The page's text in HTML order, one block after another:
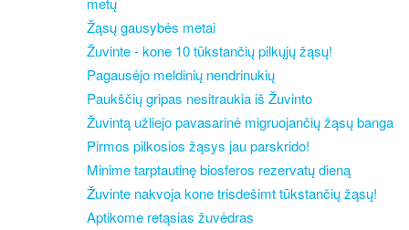
Žąsų gausybės metai
Žuvinte - kone 10 tūkstančių pilkųjų žąsų!
Pagausėjo meldinių nendrinukių
Paukščių gripas nesitraukia iš Žuvinto
Žuvintą užliejo pavasarinė migruojančių žąsų banga
Pirmos pilkosios žąsys jau parskrido!
Minime tarptautinę biosferos rezervatų dieną
Žuvinte nakvoja kone trisdešimt tūkstančių žąsų!
Aptikome retąsias žuvėdras